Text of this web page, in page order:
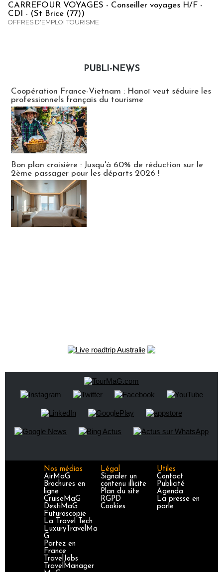
CARREFOUR VOYAGES - Conseiller voyages H/F -
CDI - (St Brice (77))
OFFRES D'EMPLOI TOURISME
PUBLI-NEWS
Coopération France-Vietnam : Hanoï veut séduire les
professionnels français du tourisme
Bon plan croisière : Jusqu'à 60% de réduction sur le
2ème passager pour les départs 2026 !
Nos médias
AirMaG
Brochures en
ligne
CruiseMaG
DestiMaG
Futuroscopie
La Travel Tech
LuxuryTravelMa
G
Partez en
France
TravelJobs
TravelManager
Légal
Signaler un
contenu illicite
Plan du site
RGPD
Cookies
Utiles
Contact
Publicité
Agenda
La presse en
parle